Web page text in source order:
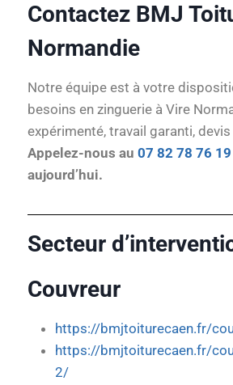
Contactez BMJ
Normandie
Notre équipe est à votre
besoins en zinguerie à Vire
expérimenté, travail garanti,
Appelez-nous au 07 82 78 76 19
aujourd’hui.
Secteur
Couvreur
https://bmjtoiturecaen.fr/
https://bmjtoiturecaen.fr/
2/